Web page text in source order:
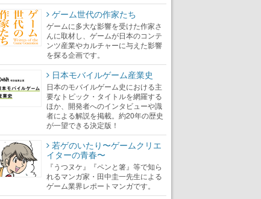
ゲーム世代の作家たち
ゲームに多大な影響を受けた作家さ
んに取材し、ゲームが日本のコンテ
ンツ産業やカルチャーに与えた影響
を探る企画です。
日本モバイルゲーム産業史
日本のモバイルゲーム史における主
要なトピック・タイトルを網羅する
ほか、開発者へのインタビューや識
者による解説を掲載。約20年の歴史
が一望できる決定版！
若ゲのいたり〜ゲームクリエ
イターの青春〜
『うつヌケ』『ペンと箸』等で知ら
れるマンガ家・田中圭一先生による
ゲーム業界レポートマンガです。